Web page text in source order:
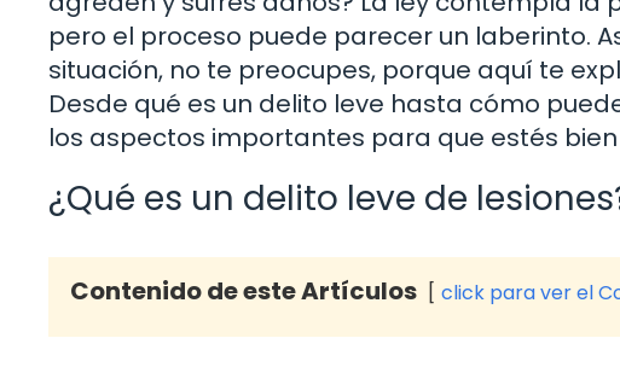
pero el proceso puede parecer un laberinto.
situación, no te preocupes, porque aquí te
Desde qué es un delito leve hasta cómo
los aspectos importantes para que estés
¿Qué es un delito leve de
Contenido de este Artículos click para ver el